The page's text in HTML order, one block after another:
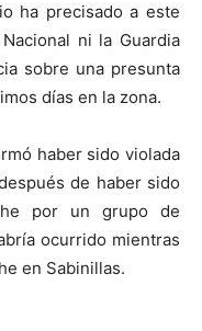
ha precisado a este
ni la Guardia
sobre una presunta
días en la zona.
haber sido violada
de haber sido
por un grupo de
ocurrido mientras
en Sabinillas.